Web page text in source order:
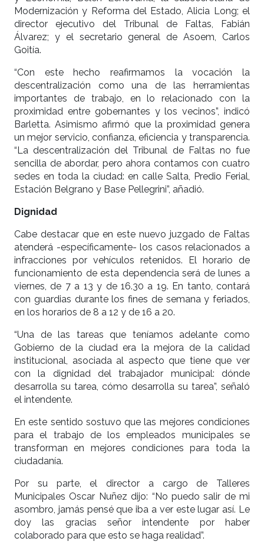
Modernización y Reforma del Estado, Alicia Long; el
director ejecutivo del Tribunal de Faltas, Fabián
Álvarez; y el secretario general de Asoem, Carlos
Goitía.
“Con este hecho reafirmamos la vocación la
descentralización como una de las herramientas
importantes de trabajo, en lo relacionado con la
proximidad entre gobernantes y los vecinos”, indicó
Barletta. Asimismo afirmó que la proximidad genera
un mejor servicio, confianza, eficiencia y transparencia.
“La descentralización del Tribunal de Faltas no fue
sencilla de abordar, pero ahora contamos con cuatro
sedes en toda la ciudad: en calle Salta, Predio Ferial,
Estación Belgrano y Base Pellegrini”, añadió.
Dignidad
Cabe destacar que en este nuevo juzgado de Faltas
atenderá -específicamente- los casos relacionados a
infracciones por vehículos retenidos. El horario de
funcionamiento de esta dependencia será de lunes a
viernes, de 7 a 13 y de 16.30 a 19. En tanto, contará
con guardias durante los fines de semana y feriados,
en los horarios de 8 a 12 y de 16 a 20.
“Una de las tareas que teníamos adelante como
Gobierno de la ciudad era la mejora de la calidad
institucional, asociada al aspecto que tiene que ver
con la dignidad del trabajador municipal: dónde
desarrolla su tarea, cómo desarrolla su tarea”, señaló
el intendente.
En este sentido sostuvo que las mejores condiciones
para el trabajo de los empleados municipales se
transforman en mejores condiciones para toda la
ciudadanía.
Por su parte, el director a cargo de Talleres
Municipales Oscar Nuñez dijo: “No puedo salir de mi
asombro, jamás pensé que iba a ver este lugar así. Le
doy las gracias señor intendente por haber
colaborado para que esto se haga realidad”.